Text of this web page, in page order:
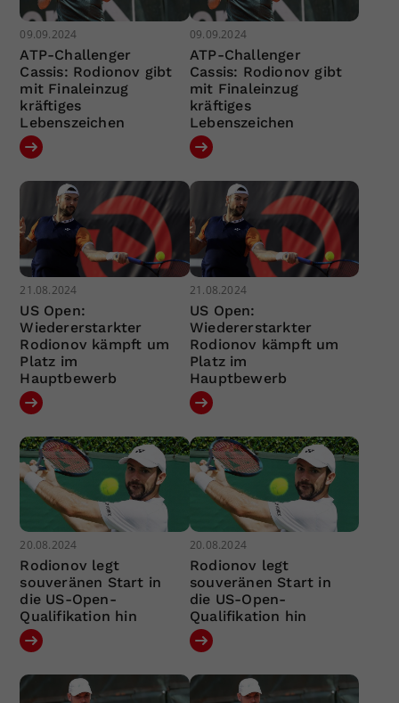
09.09.2024
ATP-Challenger
Cassis: Rodionov gibt
mit Finaleinzug
kräftiges
Lebenszeichen
09.09.2024
ATP-Challenger
Cassis: Rodionov gibt
mit Finaleinzug
kräftiges
Lebenszeichen
21.08.2024
US Open:
Wiedererstarkter
Rodionov kämpft um
Platz im
Hauptbewerb
21.08.2024
US Open:
Wiedererstarkter
Rodionov kämpft um
Platz im
Hauptbewerb
20.08.2024
Rodionov legt
souveränen Start in
die US-Open-
Qualifikation hin
20.08.2024
Rodionov legt
souveränen Start in
die US-Open-
Qualifikation hin